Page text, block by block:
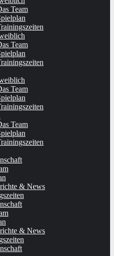
Team
Team
Team
Team
& News
& News